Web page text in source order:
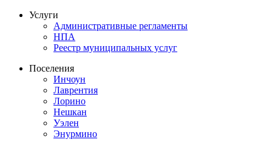
Услуги
Административные регламенты
НПА
Реестр муниципальных услуг
Поселения
Инчоун
Лаврентия
Лорино
Нешкан
Уэлен
Энурмино